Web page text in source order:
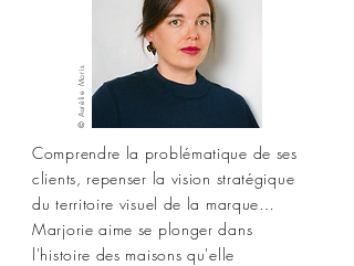
© Aurélie Moris
Comprendre la problématique de ses
clients, repenser la vision stratégique
du territoire visuel de la marque…
Marjorie aime se plonger dans
l'histoire des maisons qu'elle